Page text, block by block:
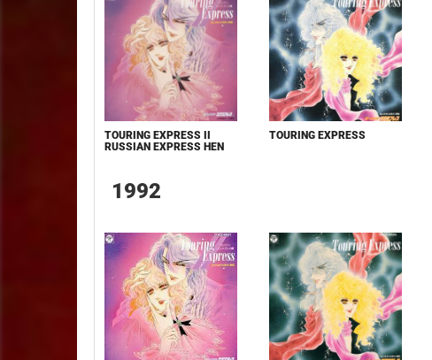
TOURING EXPRESS II
RUSSIAN EXPRESS HEN
TOURING EXPRESS
1992